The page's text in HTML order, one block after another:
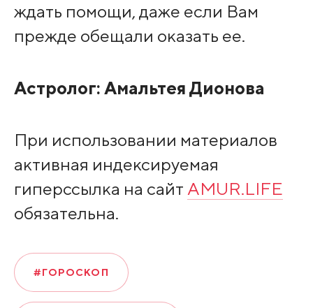
ждать помощи, даже если Вам
прежде обещали оказать ее.
Астролог: Амальтея Дионова
При использовании материалов
активная индексируемая
гиперссылка на сайт AMUR.LIFE
обязательна.
#ГОРОСКОП